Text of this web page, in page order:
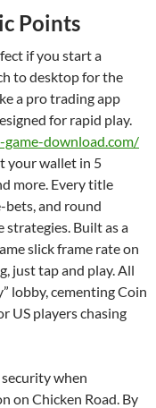
Points
if you start a
to desktop for the
a pro trading app
for rapid play.
download.com/
your wallet in 5
more. Every title
and round
Built as a
slick frame rate on
just tap and play. All
lobby, cementing Coin
US players chasing
when
on Chicken Road. By